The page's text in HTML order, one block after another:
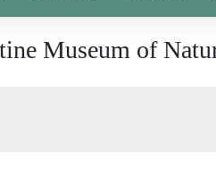
Museum of